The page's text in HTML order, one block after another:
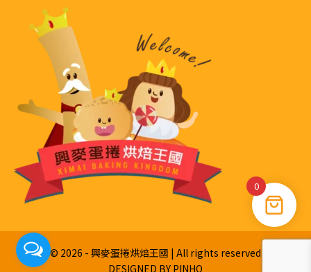
© 2026 - 興麥蛋捲烘焙王國 | All rights reserved
DESIGNED BY PINHO
0